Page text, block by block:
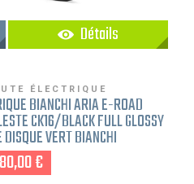
Détails
ÉLECTRIQUE
BIANCHI ARIA E-ROAD
CK16/BLACK FULL GLOSSY
VERT BIANCHI
€